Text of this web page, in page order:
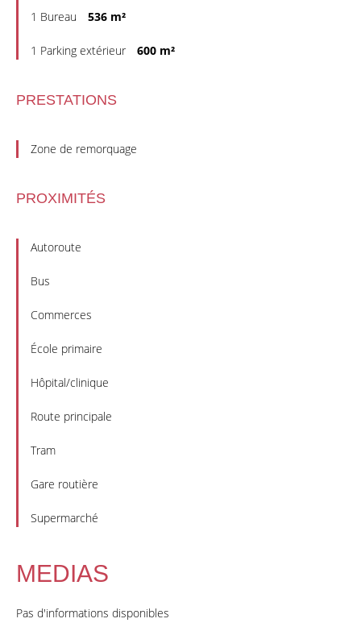
1 Bureau 536 m²
1 Parking extérieur 600 m²
PRESTATIONS
Zone de remorquage
PROXIMITÉS
Autoroute
Bus
Commerces
École primaire
Hôpital/clinique
Route principale
Tram
Gare routière
Supermarché
MEDIAS
Pas d'informations disponibles